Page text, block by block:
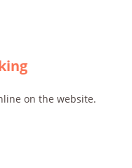
on the website.